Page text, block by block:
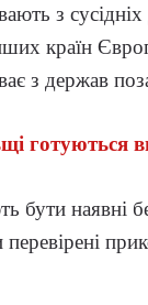
з
країн
з держав
готуються
бути